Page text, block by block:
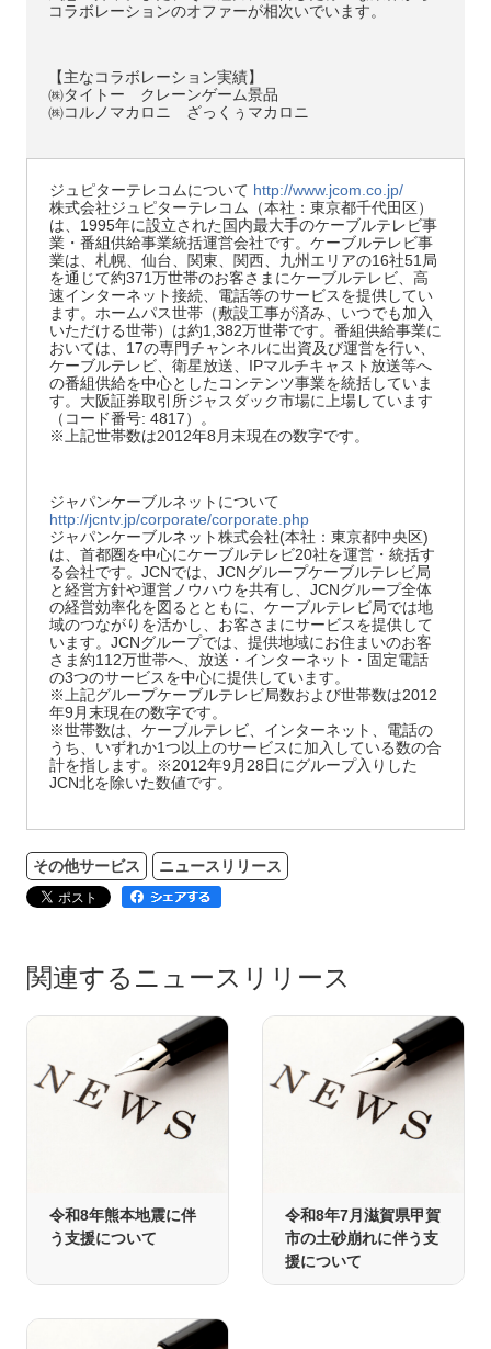
コラボレーションのオファーが相次いでいます。
【主なコラボレーション実績】
㈱タイトー クレーンゲーム景品
㈱コルノマカロニ ざっくぅマカロニ
ジュピターテレコムについて http://www.jcom.co.jp/
株式会社ジュピターテレコム（本社：東京都千代田区）
は、1995年に設立された国内最大手のケーブルテレビ事
業・番組供給事業統括運営会社です。ケーブルテレビ事
業は、札幌、仙台、関東、関西、九州エリアの16社51局
を通じて約371万世帯のお客さまにケーブルテレビ、高
速インターネット接続、電話等のサービスを提供してい
ます。ホームパス世帯（敷設工事が済み、いつでも加入
いただける世帯）は約1,382万世帯です。番組供給事業に
おいては、17の専門チャンネルに出資及び運営を行い、
ケーブルテレビ、衛星放送、IPマルチキャスト放送等へ
の番組供給を中心としたコンテンツ事業を統括していま
す。大阪証券取引所ジャスダック市場に上場しています
（コード番号: 4817）。
※上記世帯数は2012年8月末現在の数字です。
ジャパンケーブルネットについて
http://jcntv.jp/corporate/corporate.php
ジャパンケーブルネット株式会社(本社：東京都中央区)
は、首都圏を中心にケーブルテレビ20社を運営・統括す
る会社です。JCNでは、JCNグループケーブルテレビ局
と経営方針や運営ノウハウを共有し、JCNグループ全体
の経営効率化を図るとともに、ケーブルテレビ局では地
域のつながりを活かし、お客さまにサービスを提供して
います。JCNグループでは、提供地域にお住まいのお客
さま約112万世帯へ、放送・インターネット・固定電話
の3つのサービスを中心に提供しています。
※上記グループケーブルテレビ局数および世帯数は2012
年9月末現在の数字です。
※世帯数は、ケーブルテレビ、インターネット、電話の
うち、いずれか1つ以上のサービスに加入している数の合
計を指します。※2012年9月28日にグループ入りした
JCN北を除いた数値です。
その他サービス ニュースリリース
関連するニュースリリース
令和8年熊本地震に伴
う支援について
令和8年7月滋賀県甲賀
市の土砂崩れに伴う支
援について